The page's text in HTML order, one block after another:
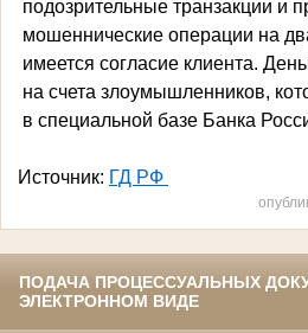
подозрительные транзакции и
мошеннические операции на
имеется согласие клиента.
на счета злоумышленников,
в специальной базе Банка
Источник: ГД РФ
ПОДАЧА ПРОЦЕССУАЛЬНЫХ
ЭЛЕКТРОННОМ ВИДЕ